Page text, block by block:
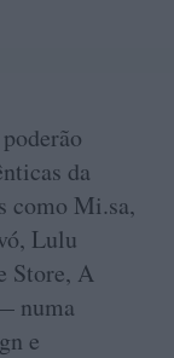
da
como Mi.sa,
Lulu
Store, A
numa
e